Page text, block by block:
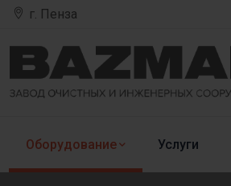
г. Пенза
Оборудование Услуги